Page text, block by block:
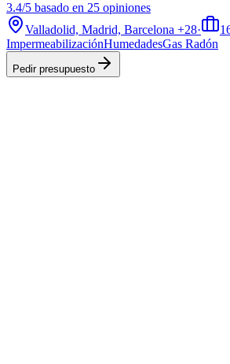
3.4/5 basado en 25 opiniones
Valladolid, Madrid, Barcelona +28·
ImpermeabilizaciónHumedadesGas Radón
Pedir presupuesto